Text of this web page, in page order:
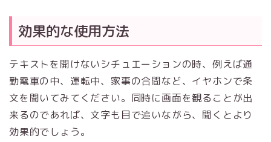
効果的な使用方法
テキストを開けないシチュエーションの時、例えば通
勤電車の中、運転中、家事の合間など、イヤホンで条
文を聞いてみてください。同時に画面を観ることが出
来るのであれば、文字も目で追いながら、聞くとより
効果的でしょう。